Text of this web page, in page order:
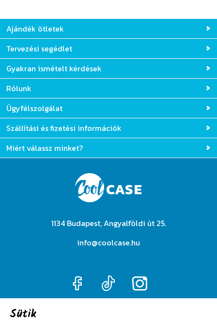
Ajándék ötletek
Tervezési segédlet
Gyakran ismételt kérdések
Rólunk
Ügyfélszolgálat
Szállítási és fizetési információk
Miért válassz minket?
1134 Budapest, Angyalföldi út 25.
info@coolcase.hu
Sütik